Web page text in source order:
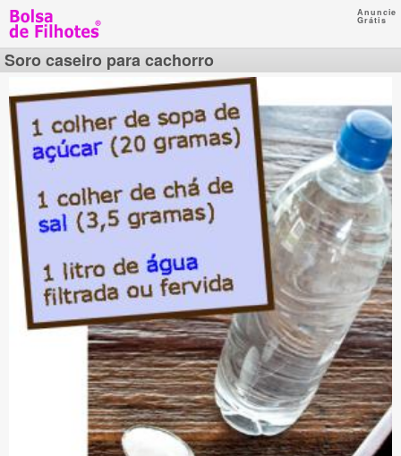
Anuncie
Grátis
Soro caseiro para cachorro